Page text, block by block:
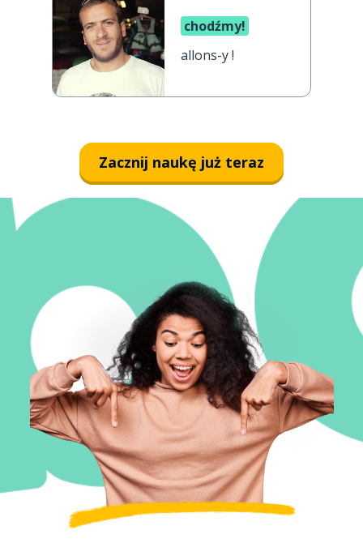
chodźmy!
allons-y !
Zacznij naukę już teraz